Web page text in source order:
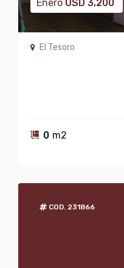
Enero USD 3,200
El Tesoro
0 m2
COD. 231866